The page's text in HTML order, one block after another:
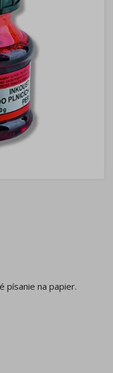
písanie na papier.